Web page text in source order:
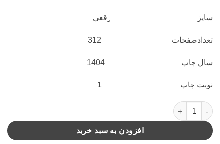
سایز رقعی
تعدادصفحات 312
سال چاپ 1404
نوبت چاپ 1
تصادف(نون) عدد
افزودن به سبد خرید